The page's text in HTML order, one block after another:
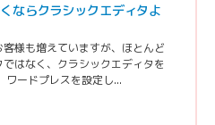
ならクラシックエディタよ
様も増えていますが、ほとんど
はなく、クラシックエディタを
ワードプレスを設定し...